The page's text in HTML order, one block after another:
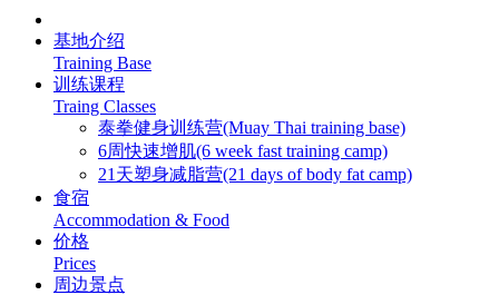
基地介绍
Training Base
训练课程
Traing Classes
泰拳健身训练营(Muay Thai training base)
6周快速增肌(6 week fast training camp)
21天塑身减脂营(21 days of body fat camp)
食宿
Accommodation & Food
价格
Prices
周边景点